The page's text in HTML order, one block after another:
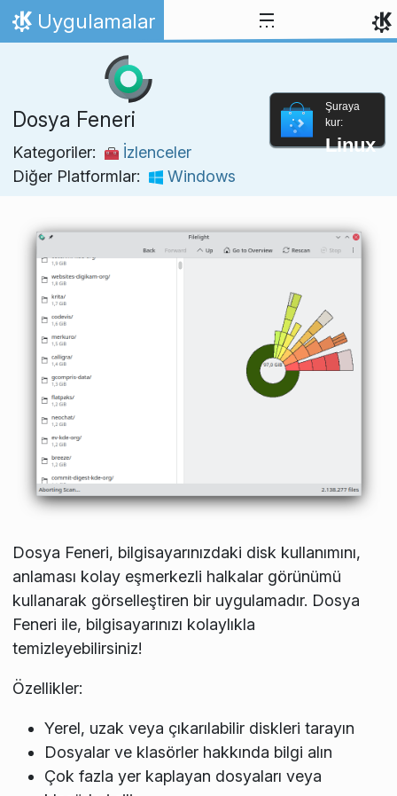
İçeriğe atla
Ana Sayfa
Uygulamalar
Dosya Feneri
Kategoriler:
İzlenceler
Diğer Platformlar:
Windows
Şuraya
kur:
Linux
Dosya Feneri, bilgisayarınızdaki disk kullanımını,
anlaması kolay eşmerkezli halkalar görünümü
kullanarak görselleştiren bir uygulamadır. Dosya
Feneri ile, bilgisayarınızı kolaylıkla
temizleyebilirsiniz!
Özellikler:
Yerel, uzak veya çıkarılabilir diskleri tarayın
Dosyalar ve klasörler hakkında bilgi alın
Çok fazla yer kaplayan dosyaları veya